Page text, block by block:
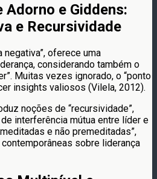
e Giddens:
e Recursividade
negativa”, oferece uma
considerando também o
Muitas vezes ignorado, o “ponto
insights valiosos (Vilela, 2012).
noções de “recursividade”,
interferência mútua entre líder e
e não premeditadas”,
sobre liderança